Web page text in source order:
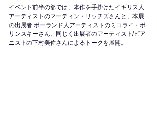
イベント前半の部では、本作を手掛けたイギリス人
アーティストのマーティン・リッチズさんと、本展
の出展者 ポーランド人アーティストのミコライ・ポ
リンスキーさん、同じく出展者のアーティスト/ピア
ニストの下村美佐さんによるトークを展開。